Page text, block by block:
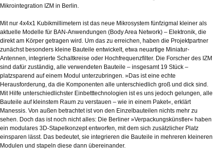
Mikrointegration IZM in Berlin.
Mit nur 4x4x1 Kubikmillimetern ist das neue Mikrosystem fünfzigmal kleiner als
aktuelle Modelle für BAN-Anwendungen (Body Area Network) – Elektronik, die
direkt am Körper getragen wird. Um das zu erreichen, haben die Projektpartner
zunächst besonders kleine Bauteile entwickelt, etwa neuartige Miniatur-
Antennen, integrierte Schaltkreise oder Hochfrequenzfilter. Die Forscher des IZM
sind dafür zuständig, alle verwendeten Bauteile – insgesamt 19 Stück –
platzsparend auf einem Modul unterzubringen. »Das ist eine echte
Herausforderung, da die Komponenten alle unterschiedlich groß und dick sind.
Mit Hilfe unterschiedlichster Einbetttechnologien ist es uns jedoch gelungen, alle
Bauteile auf kleinstem Raum zu verstauen – wie in einem Paket«, erklärt
Manessis. Von außen betrachtet ist von den Einzelbauteilen nichts mehr zu
sehen. Doch das ist noch nicht alles: Die Berliner »Verpackungskünstler« haben
ein modulares 3D-Stapelkonzept entworfen, mit dem sich zusätzlicher Platz
einsparen lässt. Das bedeutet, sie integrieren die Bauteile in mehreren kleineren
Modulen und stapeln diese dann übereinander.